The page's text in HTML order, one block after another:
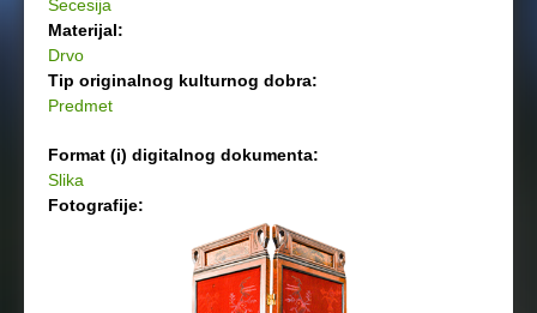
Secesija
Materijal:
Drvo
Tip originalnog kulturnog dobra:
Predmet
Format (i) digitalnog dokumenta:
Slika
Fotografije: